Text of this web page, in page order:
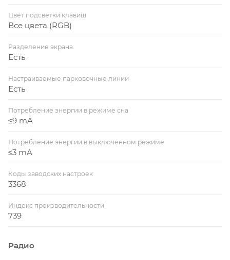
Цвет подсветки клавиш
Все цвета (RGB)
Разделение экрана
Есть
Настраиваемые парковочные линии
Есть
Потребление энергии в режиме сна
≤9 mA
Потребление энергии в выключенном режиме
≤3 mA
Коды заводских настроек
3368
Индекс производительности
739
Радио